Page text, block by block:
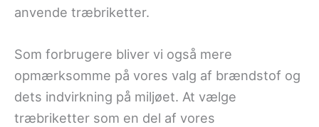
anvende træbriketter.
Som forbrugere bliver vi også mere
opmærksomme på vores valg af brændstof og
dets indvirkning på miljøet. At vælge
træbriketter som en del af vores